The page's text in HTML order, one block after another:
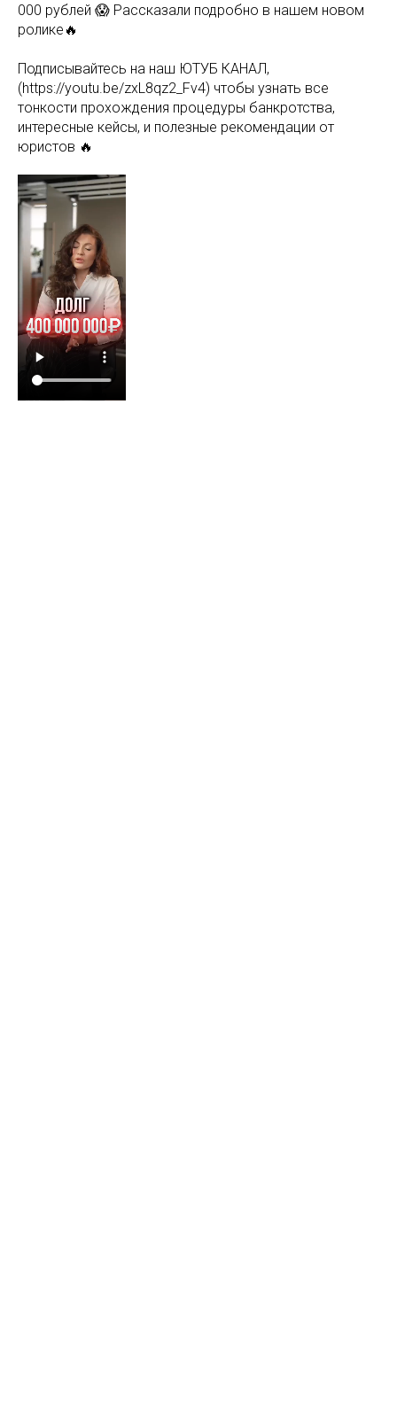
000 рублей 😱 Рассказали подробно в нашем новом
ролике🔥
Подписывайтесь на наш ЮТУБ КАНАЛ,
(https://youtu.be/zxL8qz2_Fv4) чтобы узнать все
тонкости прохождения процедуры банкротства,
интересные кейсы, и полезные рекомендации от
юристов 🔥